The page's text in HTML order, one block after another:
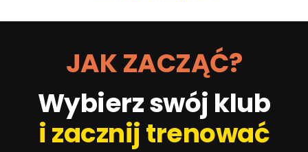
JAK ZACZĄĆ?
Wybierz swój klub
i zacznij trenować